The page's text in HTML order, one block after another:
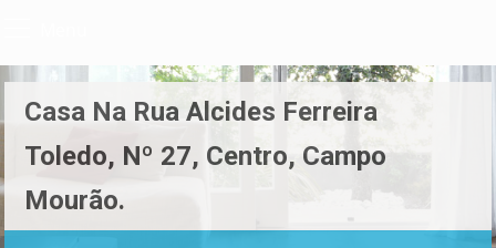
Casa Na Rua Alcides Ferreira
Toledo, Nº 27, Centro, Campo
Mourão.